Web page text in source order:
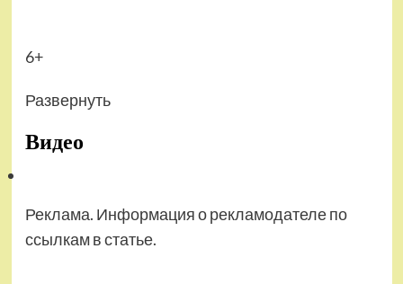
6+
Развернуть
Видео
Реклама. Информация о рекламодателе по
ссылкам в статье.